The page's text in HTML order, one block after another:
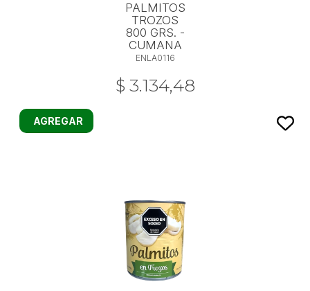
PALMITOS
TROZOS
800 GRS. -
CUMANA
ENLA0116
$ 3.134,48
AGREGAR